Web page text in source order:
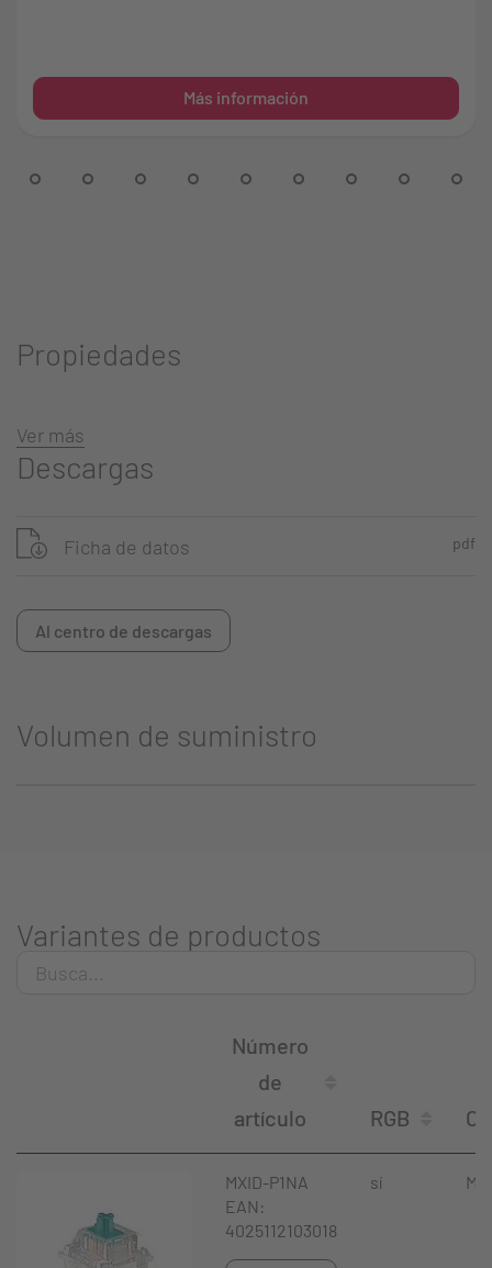
Más información
Propiedades
Ver más
Descargas
Ficha de datos pdf
Al centro de descargas
Volumen de suministro
Variantes de productos
Número
de
artículo
RGB
MXID-P1NA
EAN:
4025112103018
sí